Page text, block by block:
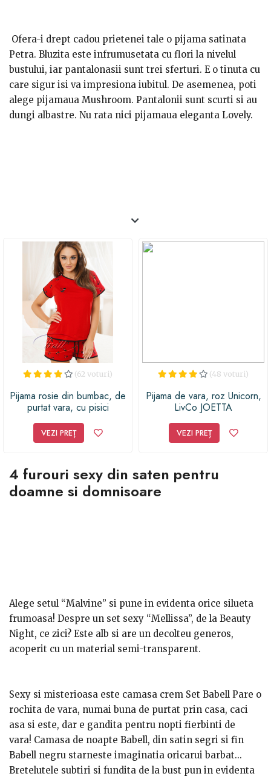
Ofera-i drept cadou prietenei tale o pijama satinata
Petra. Bluzita este infrumusetata cu flori la nivelul
bustului, iar pantalonasii sunt trei sferturi. E o tinuta cu
care sigur isi va impresiona iubitul. De asemenea, poti
alege pijamaua Mushroom. Pantalonii sunt scurti si au
dungi albastre. Nu rata nici pijamaua eleganta Lovely.
(62 voturi)
Pijama rosie din bumbac, de
purtat vara, cu pisici
VEZI PREȚ
(48 voturi)
Pijama de vara, roz Unicorn,
LivCo JOETTA
VEZI PREȚ
4 furouri sexy din saten pentru
doamne si domnisoare
Alege setul “Malvine” si pune in evidenta orice silueta
frumoasa! Despre un set sexy “Mellissa”, de la Beauty
Night, ce zici? Este alb si are un decolteu generos,
acoperit cu un material semi-transparent.
Sexy si misterioasa este camasa crem Set Babell Pare o
rochita de vara, numai buna de purtat prin casa, caci
asa si este, dar e gandita pentru nopti fierbinti de
vara! Camasa de noapte Babell, din satin segri si fin
Babell negru starneste imaginatia oricarui barbat…
Bretelutele subtiri si fundita de la bust pun in evidenta